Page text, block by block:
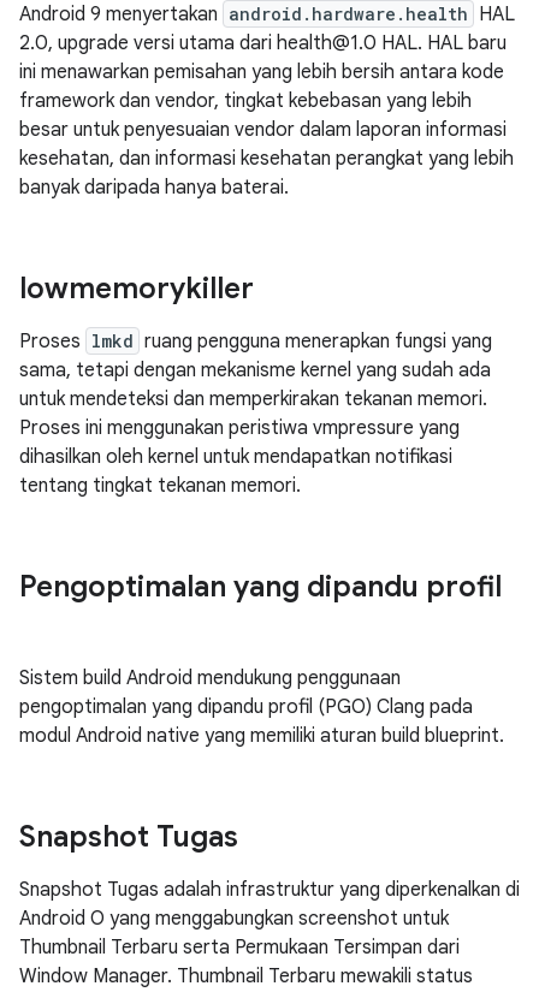
Android 9 menyertakan android.hardware.health HAL
2.0, upgrade versi utama dari health@1.0 HAL. HAL baru
ini menawarkan pemisahan yang lebih bersih antara kode
framework dan vendor, tingkat kebebasan yang lebih
besar untuk penyesuaian vendor dalam laporan informasi
kesehatan, dan informasi kesehatan perangkat yang lebih
banyak daripada hanya baterai.
lowmemorykiller
Proses lmkd ruang pengguna menerapkan fungsi yang
sama, tetapi dengan mekanisme kernel yang sudah ada
untuk mendeteksi dan memperkirakan tekanan memori.
Proses ini menggunakan peristiwa vmpressure yang
dihasilkan oleh kernel untuk mendapatkan notifikasi
tentang tingkat tekanan memori.
Pengoptimalan yang dipandu profil
Sistem build Android mendukung penggunaan
pengoptimalan yang dipandu profil (PGO) Clang pada
modul Android native yang memiliki aturan build blueprint.
Snapshot Tugas
Snapshot Tugas adalah infrastruktur yang diperkenalkan di
Android O yang menggabungkan screenshot untuk
Thumbnail Terbaru serta Permukaan Tersimpan dari
Window Manager. Thumbnail Terbaru mewakili status